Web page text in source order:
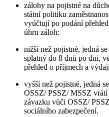
zálohy na pojistné na
státní politiku
vyúčtují po podání
úhrn záloh:
nižší než pojistné, jedná
splatný do 8 dnů po dni,
přehled o příjmech a
vyšší než pojistné, jedná
OSSZ/ PSSZ/ MSSZ
závazku vůči OSSZ/
sociálního zabezpečení.